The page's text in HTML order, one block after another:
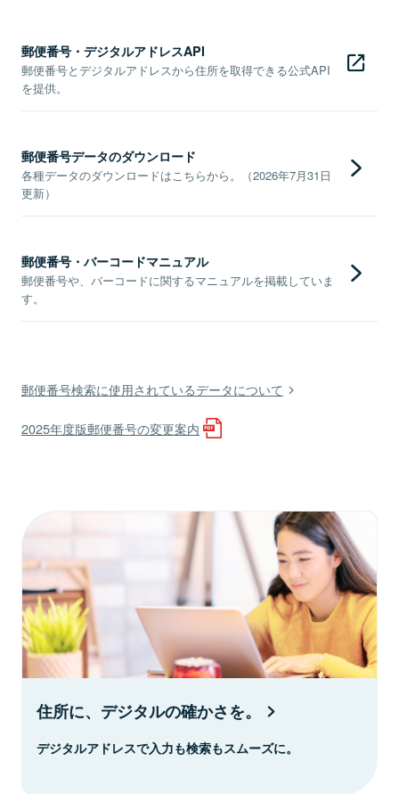
郵便番号・デジタルアドレスAPI
郵便番号とデジタルアドレスから住所を取得できる公式API
を提供。
郵便番号データのダウンロード
各種データのダウンロードはこちらから。（2026年7月31日
更新）
郵便番号・バーコードマニュアル
郵便番号や、バーコードに関するマニュアルを掲載していま
す。
郵便番号検索に使用されているデータについて
2025年度版郵便番号の変更案内
住所に、デジタルの確かさを。
デジタルアドレスで入力も検索もスムーズに。